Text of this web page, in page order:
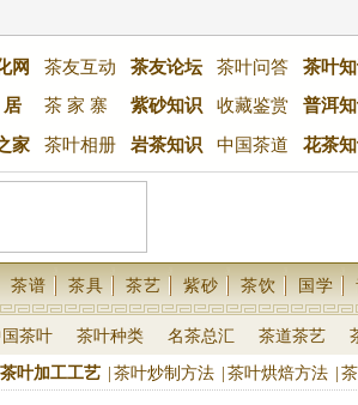
网 茶友互动 茶友论坛 茶叶问答 茶叶
居
茶 家 寨 紫砂知识 收藏鉴赏 普洱
家 茶叶相册 岩茶知识 中国茶道 花茶
茶谱 茶具 茶艺 紫砂 茶饮 国学
茶叶 茶叶种类 名茶总汇 茶道茶艺
茶叶加工工艺 茶叶炒制方法 茶叶烘焙方法